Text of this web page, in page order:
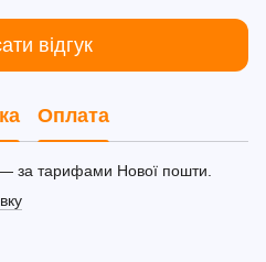
відгук
Оплата
за тарифами Нової пошти.